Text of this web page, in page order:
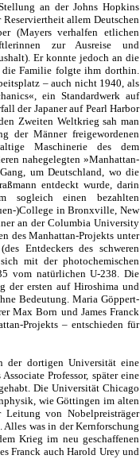
an der Johns Hopkins
allem Deutschen
(Mayers verhalfen etlichen
zur Ausreise und
Er konnte jedoch an die
Familie folgte ihm dorthin.
– auch nicht 1940, als
ein Standardwerk auf
der Japaner auf Pearl Harbor
Zweiten Weltkrieg sah man
der Männer freigewordenen
Maschinerie des dem
nahegelegten »Manhattan-
um Deutschland, wo die
entdeckt wurde, darin
sogleich einen bezahlten
)College in Bronxville, New
an der Columbia University
des Manhattan-Projekts unter
Entdeckers des schweren
mit der photochemischen
vom natürlichen U-238. Die
der ersten auf Hiroshima und
Bedeutung. Maria Göppert-
Max Born und James Franck
Projekts – entschieden für
der dortigen Universität eine
Professor, später eine
Die Universität Chicago
wie Göttingen im alten
von Nobelpreisträger
was in der Kernforschung
Krieg im neu geschaffenen
Franck auch Harold Urey und